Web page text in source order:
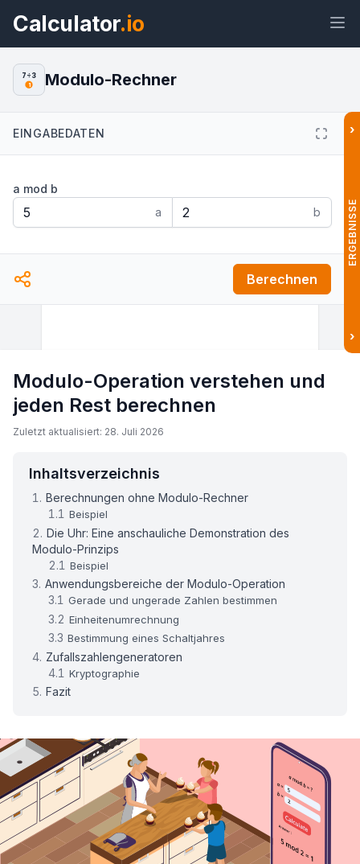
Calculator.io
einer Division berechnen Widget
7÷3
1 Modulo-Rechner
EINGABEDATEN
a mod b
a
b
Berechnen
›
ERGEBNISSE
›
Modulo-Operation verstehen und
jeden Rest berechnen
Zuletzt aktualisiert: 28. Juli 2026
Inhaltsverzeichnis
Berechnungen ohne Modulo-Rechner
Beispiel
Die Uhr: Eine anschauliche Demonstration des
Modulo-Prinzips
Beispiel
Anwendungsbereiche der Modulo-Operation
Gerade und ungerade Zahlen bestimmen
Einheitenumrechnung
Bestimmung eines Schaltjahres
Zufallszahlengeneratoren
Kryptographie
Fazit